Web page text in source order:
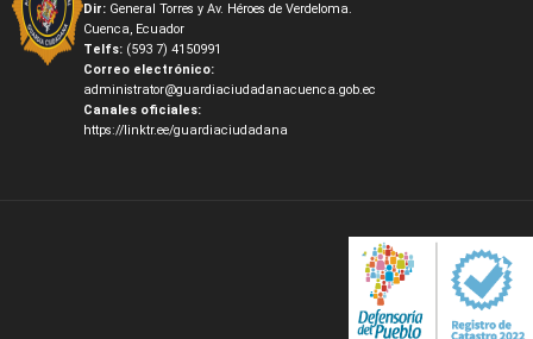
Dir: General Torres y Av. Héroes de Verdeloma.
Cuenca, Ecuador
Telfs: (593 7) 4150991
Correo electrónico:
administrator@guardiaciudadanacuenca.gob.ec
Canales oficiales:
https://linktr.ee/guardiaciudadana